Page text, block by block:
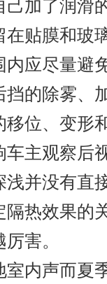
加了润滑
贴膜和玻
应尽量避
的除雾、
位、变形
主观察后
并没有直
热效果的
害。
内声而夏